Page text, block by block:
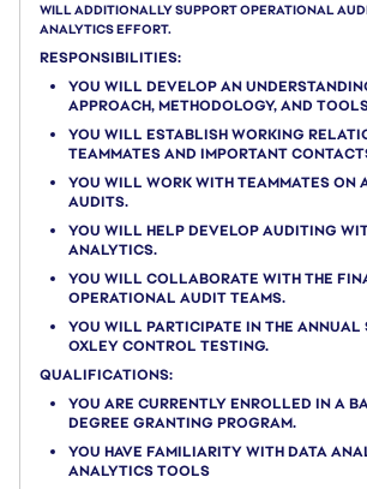
WILL ADDITIONALLY SUPPORT OPERATIONAL
ANALYTICS EFFORT.
RESPONSIBILITIES:
YOU WILL DEVELOP AN
APPROACH, METHODOLOGY, AND
YOU WILL ESTABLISH WORKING
TEAMMATES AND IMPORTANT
YOU WILL WORK WITH TEAMMATES ON
AUDITS.
YOU WILL HELP DEVELOP AUDITING
ANALYTICS.
YOU WILL COLLABORATE WITH THE
OPERATIONAL AUDIT TEAMS.
YOU WILL PARTICIPATE IN THE ANNUAL
OXLEY CONTROL TESTING.
QUALIFICATIONS:
YOU ARE CURRENTLY ENROLLED IN A
DEGREE GRANTING PROGRAM.
YOU HAVE FAMILIARITY WITH DATA
ANALYTICS TOOLS